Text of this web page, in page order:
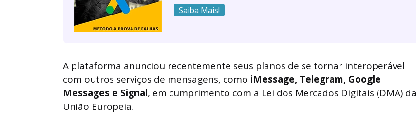
Saiba Mais!
A plataforma anunciou recentemente seus planos de se tornar interoperável
com outros serviços de mensagens, como iMessage, Telegram, Google
Messages e Signal, em cumprimento com a Lei dos Mercados Digitais (DMA) da
União Europeia.